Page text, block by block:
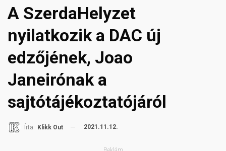
A SzerdaHelyzet
nyilatkozik a DAC új
edzőjének, Joao
Janeirónak a
sajtótájékoztatójáról
Írta: Klikk Out 2021.11.12.